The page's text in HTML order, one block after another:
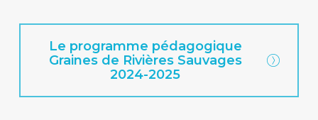
Le programme pédagogique
Graines de Rivières Sauvages
2024-2025